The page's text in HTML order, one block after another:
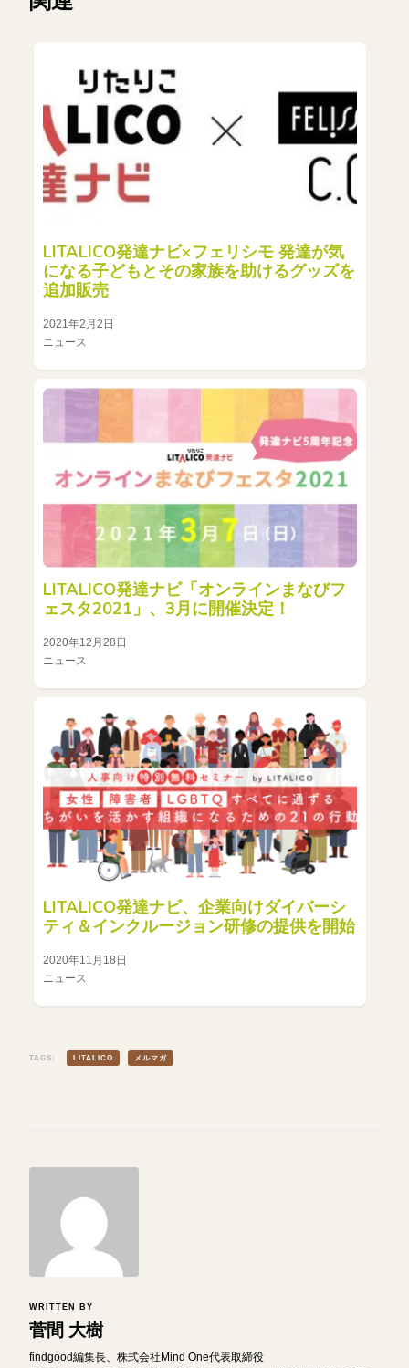
LITALICO発達ナビ×フェリシモ 発達が気
になる子どもとその家族を助けるグッズを
追加販売
2021年2月2日
ニュース
LITALICO発達ナビ「オンラインまなびフ
ェスタ2021」、3月に開催決定！
2020年12月28日
ニュース
LITALICO発達ナビ、企業向けダイバーシ
ティ＆インクルージョン研修の提供を開始
2020年11月18日
ニュース
TAGS: LITALICO メルマガ
WRITTEN BY
菅間 大樹
findgood編集長、株式会社Mind One代表取締役